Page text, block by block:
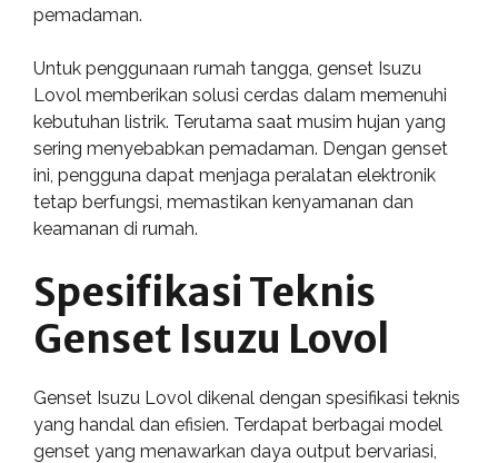
pemadaman.
Untuk penggunaan rumah tangga, genset Isuzu
Lovol memberikan solusi cerdas dalam memenuhi
kebutuhan listrik. Terutama saat musim hujan yang
sering menyebabkan pemadaman. Dengan genset
ini, pengguna dapat menjaga peralatan elektronik
tetap berfungsi, memastikan kenyamanan dan
keamanan di rumah.
Spesifikasi Teknis
Genset Isuzu Lovol
Genset Isuzu Lovol dikenal dengan spesifikasi teknis
yang handal dan efisien. Terdapat berbagai model
genset yang menawarkan daya output bervariasi,